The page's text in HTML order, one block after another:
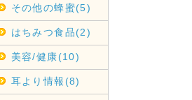
その他の蜂蜜(5)
はちみつ食品(2)
美容/健康(10)
耳より情報(8)